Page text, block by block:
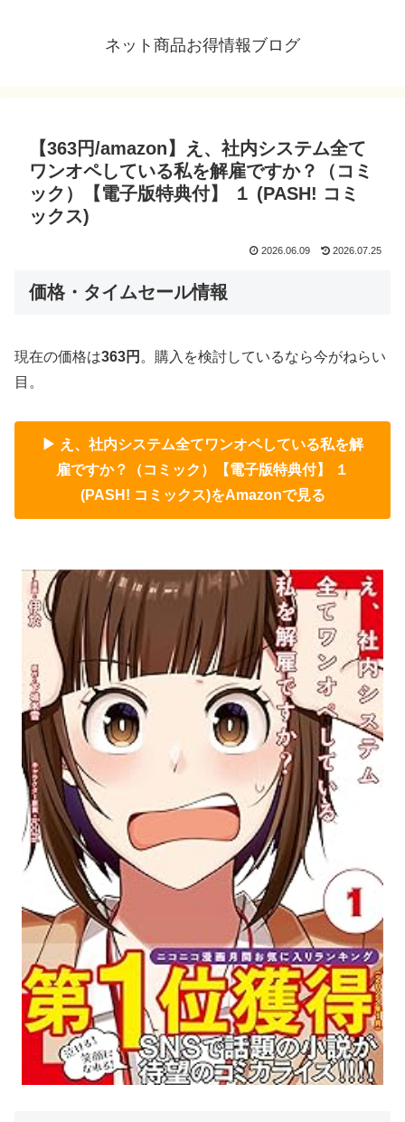
ネット商品お得情報ブログ
【363円/amazon】え、社内システム全て
ワンオペしている私を解雇ですか？（コミ
ック）【電子版特典付】 １ (PASH! コミ
ックス)
2026.06.09 2026.07.25
価格・タイムセール情報
現在の価格は363円 。購入を検討しているなら今がねらい
目。
▶ え、社内システム全てワンオペしている私を解
雇ですか？（コミック）【電子版特典付】 １
(PASH! コミックス)をAmazonで見る